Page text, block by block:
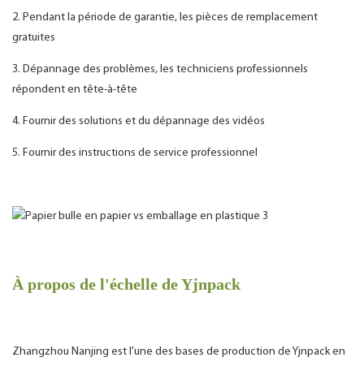
2. Pendant la période de garantie, les pièces de remplacement
gratuites
3. Dépannage des problèmes, les techniciens professionnels
répondent en tête-à-tête
4. Fournir des solutions et du dépannage des vidéos
5. Fournir des instructions de service professionnel
À propos de l'échelle de Yjnpack
Zhangzhou Nanjing est l'une des bases de production de Yjnpack en